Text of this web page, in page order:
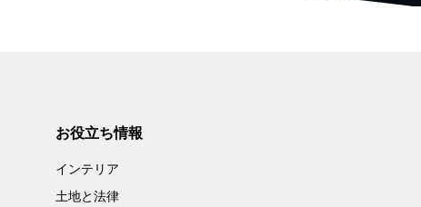
お役立ち情報
インテリア
土地と法律